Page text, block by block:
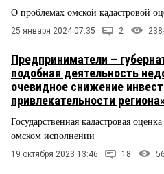
О проблемах омской кадастровой
25 января 2024 07:35 2
Предприниматели –
подобная деятельность
очевидное снижение
привлекательности
Государственная кадастровая
омском исполнении
19 октября 2023 13:46 18